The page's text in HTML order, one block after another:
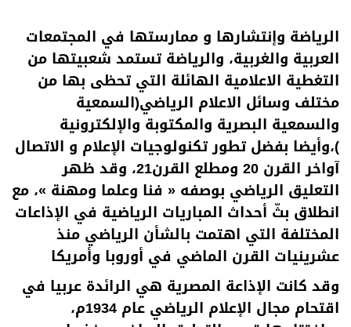
الرياضة وإنتشارها و ممارستها في المجتمعات
العربية والغربية، والرياضة تستمد شعبيتها من
التغطية الاعلامية الهائلة التي تحظى بها من
مختلف وسائل الاعلام الرياضي(السمعية
والسمعية البصرية والمكتوبة والإلكترونية
)،وأيضا بفضل تطور تكنولوجيات الإعلام و الاتصال
آواخر القرن 20 ومطلع القرن21، وقد ظهر
التعليق الرياضي بوصفه « فنا وعلما ومهنة »، مع
انطلاق بثّ أحداث المباريات الرياضية في الإذاعات
المختلفة التي اهتمت بالشأن الرياضي منذ
عشرينيات القرن الماضي في أوروبا وأمريكا
وقد كانت الإذاعة المصرية هي الرائدة عربيا في
اقتحام مجال الإعلام الرياضي عام 1934م،